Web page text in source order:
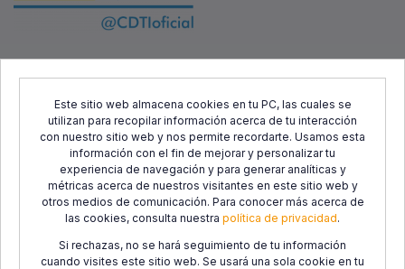
Este sitio web almacena cookies en tu PC, las cuales se
utilizan para recopilar información acerca de tu interacción
con nuestro sitio web y nos permite recordarte. Usamos esta
información con el fin de mejorar y personalizar tu
experiencia de navegación y para generar analíticas y
métricas acerca de nuestros visitantes en este sitio web y
otros medios de comunicación. Para conocer más acerca de
las cookies, consulta nuestra política de privacidad.
Si rechazas, no se hará seguimiento de tu información
cuando visites este sitio web. Se usará una sola cookie en tu
Desarrollo Regional (FEDER) y el Centro para el Desarrollo
Tecnológico Industrial (CDTI), con el objetivo de promover el
desarrollo tecnológico, la innovación y una investigación de